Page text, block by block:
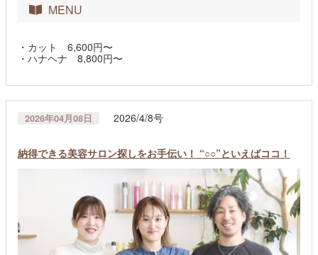
MENU
・カット 6,600円〜
・ハナヘナ 8,800円〜
2026年04月08日 2026/4/8号
納得できる美容サロン探しをお手伝い！ “○○”といえばココ！